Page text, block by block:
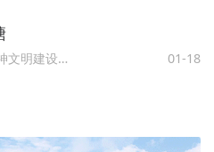
首都精神文明建设委员会办公室 01-18